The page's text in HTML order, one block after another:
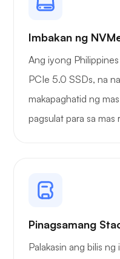
Imbakan ng
Ang iyong
PCIe 5.0 SSDs, na
makapaghatid ng
pagsulat para sa
Pinagsamang
Palakasin ang bilis